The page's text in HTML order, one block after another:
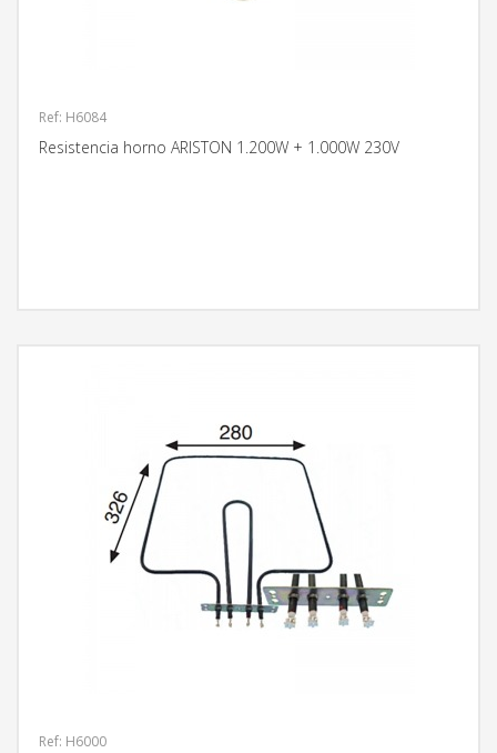
Ref: H6084
Resistencia horno ARISTON 1.200W + 1.000W 230V
Ref: H6000